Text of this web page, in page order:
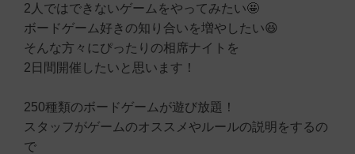
2人ではできないゲームをやってみたい🤩
ボードゲーム好きの知り合いを増やしたい😆
そんな方々にぴったりの相席ナイトを
2日間開催したいと思います！
250種類のボードゲームが遊び放題！
スタッフがゲームのオススメやルールの説明をするの
で